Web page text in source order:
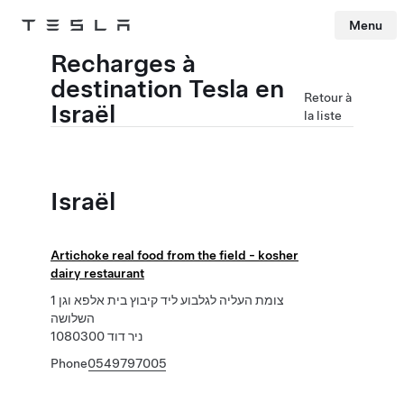
Tesla Menu
Recharges à
destination Tesla en
Israël
Retour à
la liste
Israël
Artichoke real food from the field - kosher
dairy restaurant
1 צומת העליה לגלבוע ליד קיבוץ בית אלפא וגן
השלושה
ניר דוד 1080300
Phone0549797005